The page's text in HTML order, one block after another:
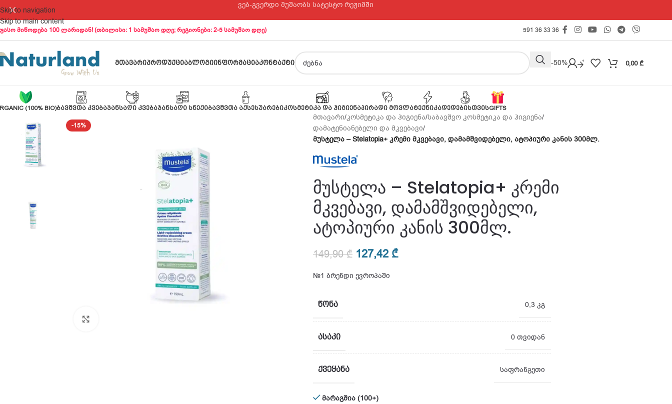
Skip to navigation
Skip to main content
ვებ-გვერდი მუშაობს სატესტო რეჟიმში
მიწოდება 100 ლარიდან! (თბილისი: 1 სამუშაო დღე; რეგიონები: 2-5 სამუშაო დღე) 591 36 33 36
ᲛᲗᲐᲕᲐᲠᲘᲞᲠᲝᲓᲣᲥᲪᲘᲐᲑᲚᲝᲒᲘᲘᲜᲤᲝᲠᲛᲐᲪᲘᲐᲙᲝᲜᲢᲐᲥᲢᲘ Outlet -50% 0,00 ₾
(100% BIO)ᲑᲐᲕᲨᲕᲗᲐ ᲙᲕᲔᲑᲐᲯᲐᲜᲡᲐᲦᲘ ᲙᲕᲔᲑᲐᲯᲐᲜᲡᲐᲦᲘ ᲡᲜᲔᲥᲘᲑᲐᲕᲨᲕᲗᲐ ᲐᲥᲡᲔᲡᲣᲐᲠᲔᲑᲘᲙᲝᲡᲛᲔᲢᲘᲙᲐ ᲓᲐ ᲰᲘᲒᲘᲔᲜᲐᲞᲘᲠᲐᲓᲘ ᲛᲝᲕᲚᲐᲢᲔᲥᲜᲘᲙᲐᲓᲔᲓᲔᲑᲘᲡᲗᲕᲘᲡGIFTS
-15%
მთავარი/კოსმეტიკა და ჰიგიენა/საბავშვო კოსმეტიკა და ჰიგიენა/
დამატენიანებელი და მკვებავი/
მუსტელა – Stelatopia+ კრემი მკვებავი, დამამშვიდებელი, ატოპიური კანის 300მლ.
მუსტელა – Stelatopia+ კრემი
მკვებავი, დამამშვიდებელი,
ატოპიური კანის 300მლ.
149,90₾ 127,42 ₾
№1 ბრენდი ევროპაში
ᲬᲝᲜᲐ 0,3 კგ
ᲐᲡᲐᲙᲘ 0 თვიდან
ᲥᲕᲔᲧᲐᲜᲐ საფრანგეთი
მარაგშია (100+)